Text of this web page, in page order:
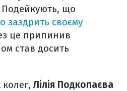
Подейкують, що
заздрить своєму
це припинив
став досить
колег, Лілія Подкопаєва